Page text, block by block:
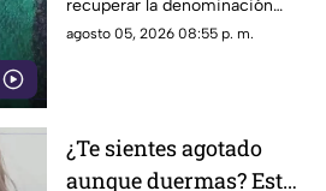
recuperar la denominación
utilizada por sus propios
agosto 05, 2026 08:55 p. m.
¿Te sientes agotado
aunque duermas? Estos